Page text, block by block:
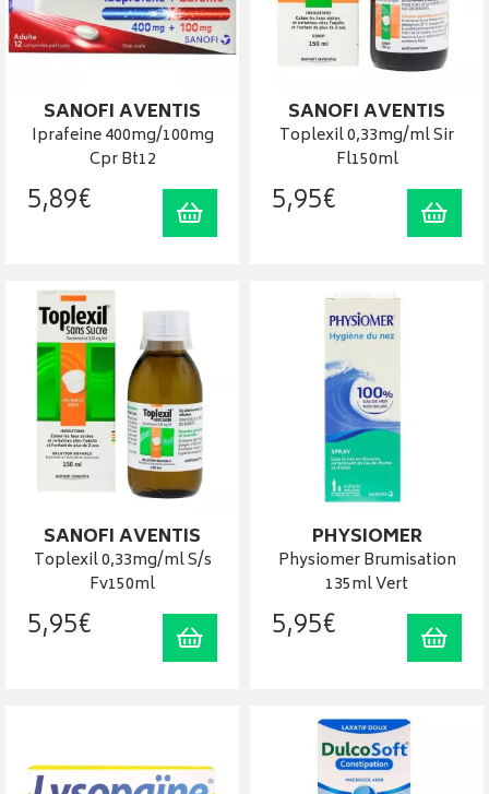
SANOFI AVENTIS
Iprafeine 400mg/100mg
Cpr Bt12
5,89€ Ajouter au panier
SANOFI AVENTIS
Toplexil 0,33mg/ml Sir
Fl150ml
5,95€
SANOFI AVENTIS
Toplexil 0,33mg/ml S/s
Fv150ml
5,95€ Ajouter au panier
PHYSIOMER
Physiomer Brumisation
135ml Vert
5,95€